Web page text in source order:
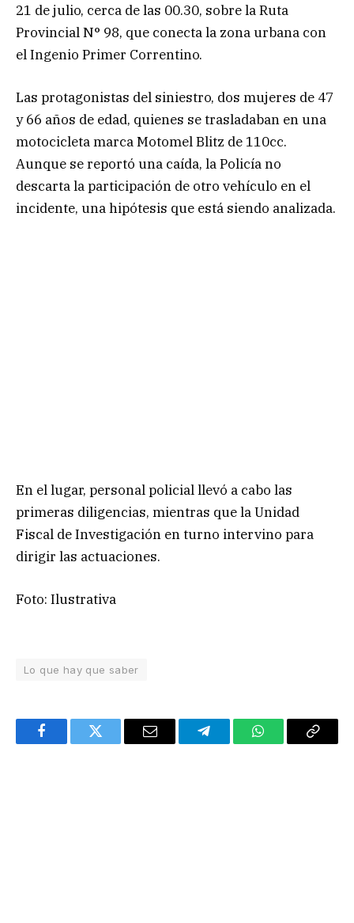
21 de julio, cerca de las 00.30, sobre la Ruta
Provincial N° 98, que conecta la zona urbana con
el Ingenio Primer Correntino.
Las protagonistas del siniestro, dos mujeres de 47
y 66 años de edad, quienes se trasladaban en una
motocicleta marca Motomel Blitz de 110cc.
Aunque se reportó una caída, la Policía no
descarta la participación de otro vehículo en el
incidente, una hipótesis que está siendo analizada.
En el lugar, personal policial llevó a cabo las
primeras diligencias, mientras que la Unidad
Fiscal de Investigación en turno intervino para
dirigir las actuaciones.
Foto: Ilustrativa
Lo que hay que saber
FacebookTwitter Email TelegramWhatsAppCopy